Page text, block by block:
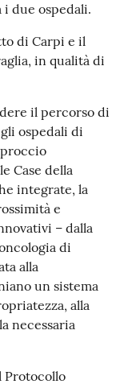
due ospedali.
di Carpi e il
in qualità di
il percorso di
ospedali di
Case della
integrate, la
e
– dalla
di
alla
un sistema
alla
necessaria
Protocollo